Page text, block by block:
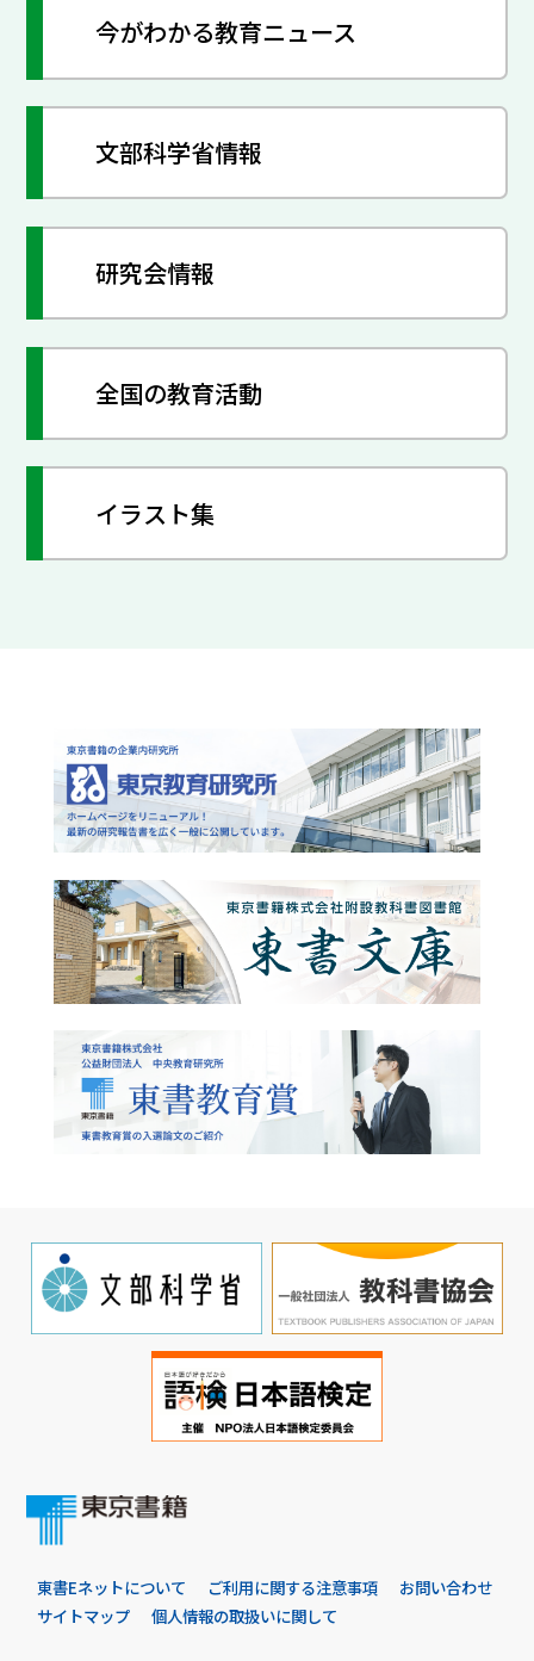
今がわかる教育ニュース
文部科学省情報
研究会情報
全国の教育活動
イラスト集
東書Eネットについて ご利用に関する注意事項
お問い合わせ
サイトマップ
個人情報の取扱いに関して